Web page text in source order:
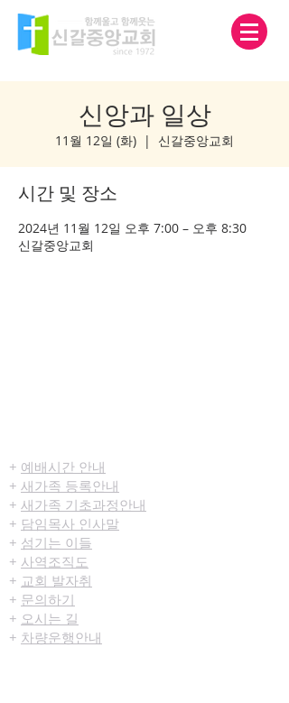
신앙과 일상
11월 12일 (화)
  |
신갈중앙교회
시간 및 장소
2024년 11월 12일 오후 7:00 – 오후 8:30
신갈중앙교회
+ 예배시간 안내
+ 새가족 등록안내
+ 새가족 기초과정안내
+ 담임목사 인사말
+ 섬기는 이들
+ 사역조직도
+ 교회 발자취
+ 문의하기
+ 오시는 길
+ 차량운행안내